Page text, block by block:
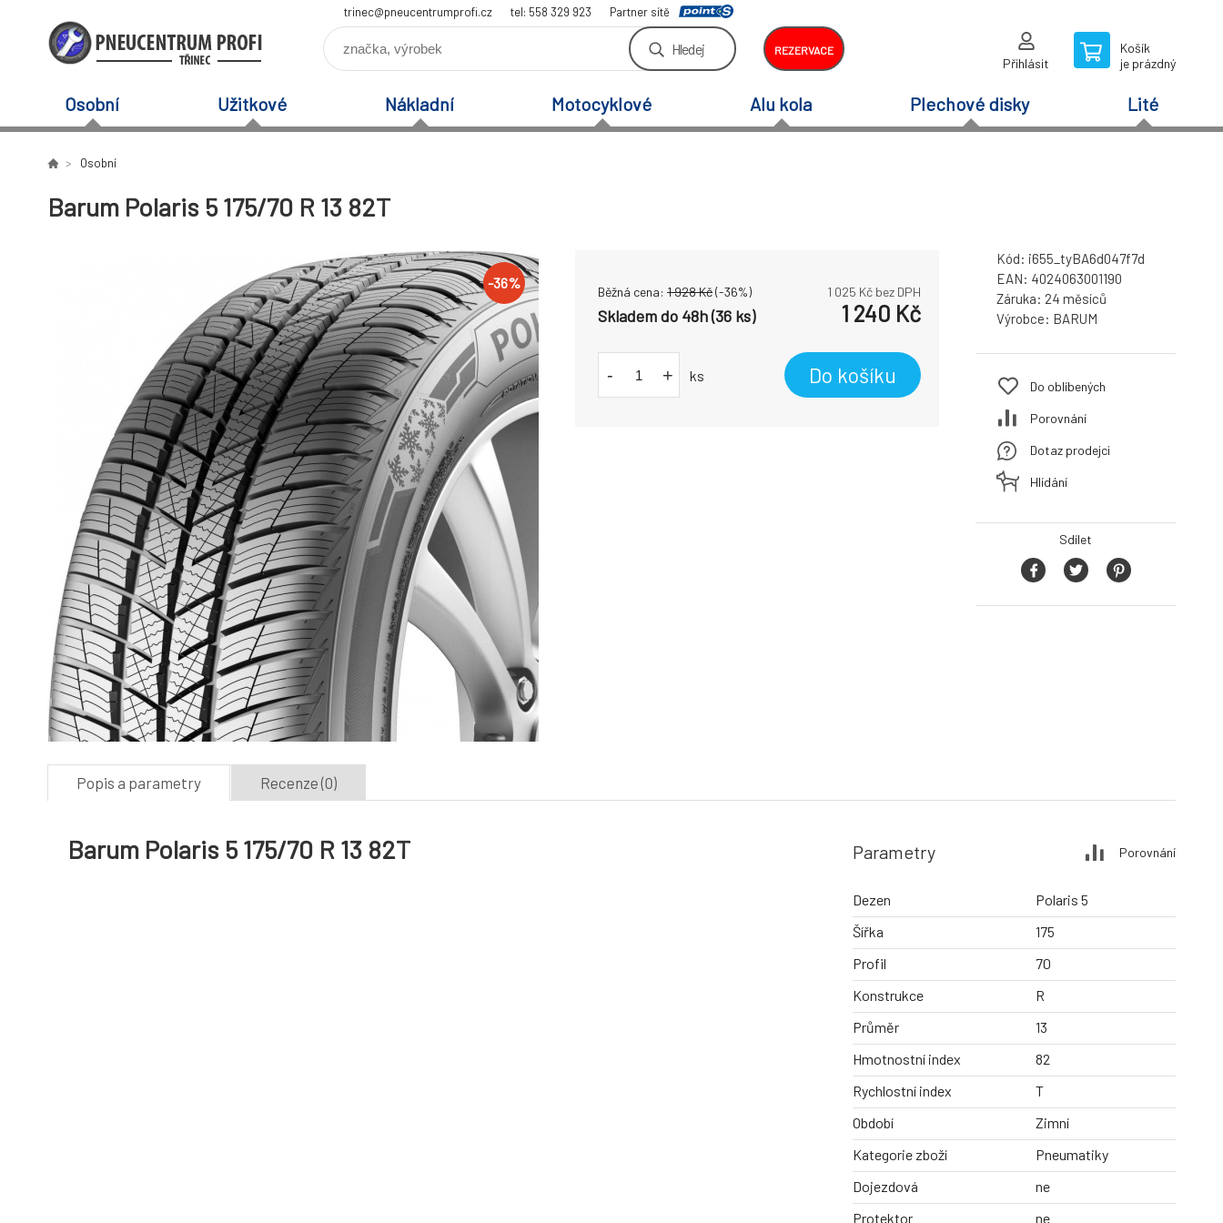
trinec@pneucentrumprofi.cz tel: 558 329 923 Partner sítě
Hledej REZERVACE
Přihlásit
Košík
je prázdný
Osobní Užitkové Nákladní Motocyklové Alu kola Plechové disky Lité
Osobní
Barum Polaris 5 175/70 R 13 82T
-36%
Běžná cena: 1 928Kč(-36%) 1 025 Kč bez DPH
Skladem do 48h (36 ks) 1 240 Kč
- + ks Do košíku
Kód: i655_tyBA6d047f7d
EAN: 4024063001190
Záruka: 24 měsíců
Výrobce: BARUM
Do oblíbených
Porovnání
Dotaz prodejci
Hlídání
Sdílet
Popis a parametry Recenze (0)
Barum Polaris 5 175/70 R 13 82T Parametry Porovnání
Dezen
Polaris 5
Šířka
175
Profil
70
Konstrukce
R
Průměr
13
Hmotnostní index
82
Rychlostní index
T
Období
Zimní
Kategorie zboží
Pneumatiky
Dojezdová
ne
Protektor
ne